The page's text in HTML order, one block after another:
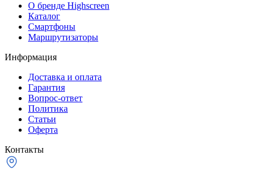
О бренде Highscreen
Каталог
Смартфоны
Маршрутизаторы
Информация
Доставка и оплата
Гарантия
Вопрос-ответ
Политика
Статьи
Оферта
Контакты